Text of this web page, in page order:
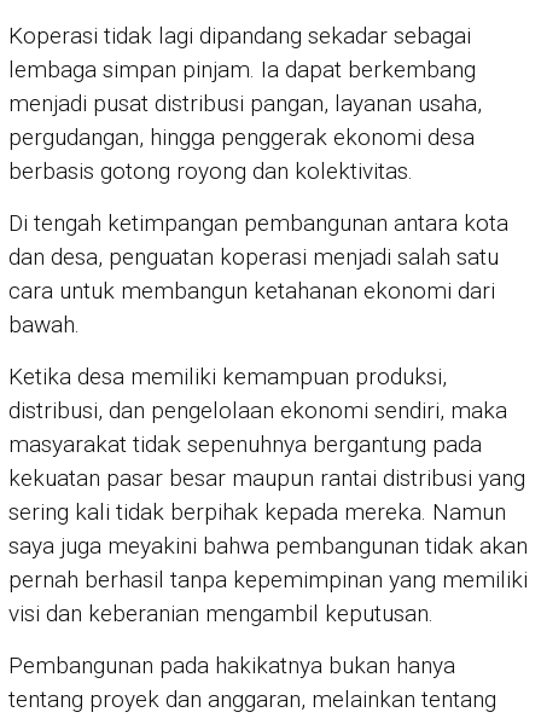
Koperasi tidak lagi dipandang sekadar sebagai
lembaga simpan pinjam. Ia dapat berkembang
menjadi pusat distribusi pangan, layanan usaha,
pergudangan, hingga penggerak ekonomi desa
berbasis gotong royong dan kolektivitas.
Di tengah ketimpangan pembangunan antara kota
dan desa, penguatan koperasi menjadi salah satu
cara untuk membangun ketahanan ekonomi dari
bawah.
Ketika desa memiliki kemampuan produksi,
distribusi, dan pengelolaan ekonomi sendiri, maka
masyarakat tidak sepenuhnya bergantung pada
kekuatan pasar besar maupun rantai distribusi yang
sering kali tidak berpihak kepada mereka. Namun
saya juga meyakini bahwa pembangunan tidak akan
pernah berhasil tanpa kepemimpinan yang memiliki
visi dan keberanian mengambil keputusan.
Pembangunan pada hakikatnya bukan hanya
tentang proyek dan anggaran, melainkan tentang